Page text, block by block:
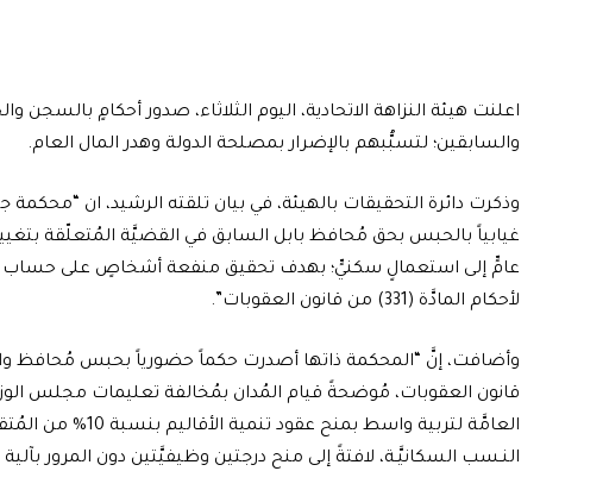
اعلنت هيئة النزاهة الاتحادية، اليوم الثلاثاء، صدور أحكامٍ
والسابقين؛ لتسبُّبهم بالإضرار بمصلحة الدولة وهدر المال العام.
وذكرت دائرة التحقيقات بالهيئة، في بيان تلقته الرشيد، ان
غيابياً بالحبس بحق مُحافظ بابل السابق في القضيَّة المُتعلّقة
عامٍّ إلى استعمالٍ سكنيٍّ؛ بهدف تحقيق منفعة أشخاصٍ على حساب
لأحكام المادَّة (331) من قانون العقوبات”.
العامَّة لتربية واسط
النـسب السكانيَّـة، لافتةً إلى منح درجتين وظيفيَّتين دون المرور بآلية